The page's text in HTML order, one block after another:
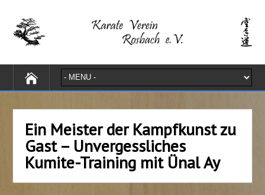
Ein Meister der Kampfkunst zu
Gast – Unvergessliches
Kumite-Training mit Ünal Ay